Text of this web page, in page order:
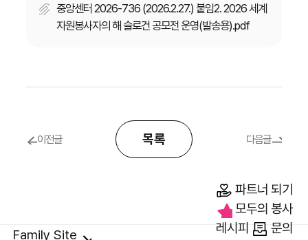
파트너 되기
모두의 봉사
레시피
문의
중앙센터 2026-736 (2026.2.27.) 붙임2. 2026 세계
자원봉사자의 해 슬로건 공모전 운영(발송용).pdf
이전글 목록 다음글
Family Site